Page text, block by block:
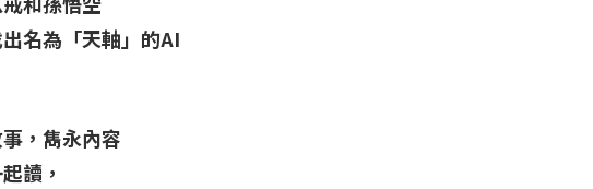
名為「天軸」的AI
，雋永內容
讀，